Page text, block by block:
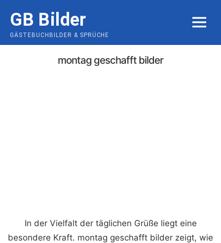
content
GB Bilder
GÄSTEBUCHBILDER & SPRÜCHE
MENU
montag geschafft bilder
In der Vielfalt der täglichen Grüße liegt eine
besondere Kraft. montag geschafft bilder zeigt, wie